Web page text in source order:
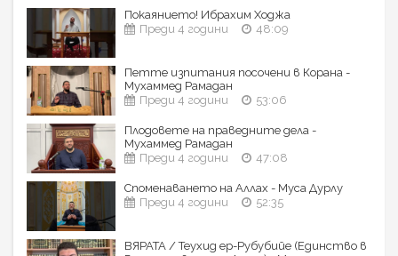
Покаянието! Ибрахим Ходжа
Преди 4 години
48:09
Петте изпитания посочени в Корана -
Мухаммед Рамадан
Преди 4 години
53:06
Плодовете на праведните дела -
Мухаммед Рамадан
Преди 4 години
47:08
Споменаването на Аллах - Муса Дурлу
Преди 4 години
52:35
ВЯРАТА / Теухид ер-Рубубийе (Единство в